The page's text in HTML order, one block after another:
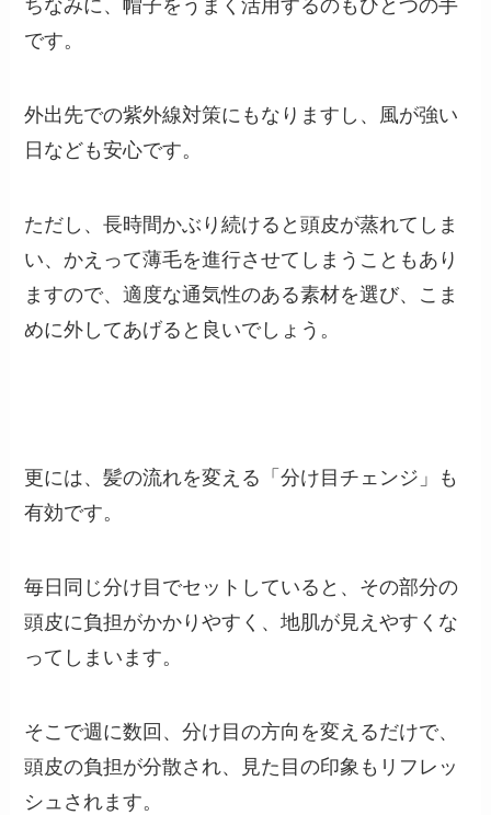
ちなみに、帽子をうまく活用するのもひとつの手
です。
外出先での紫外線対策にもなりますし、風が強い
日なども安心です。
ただし、長時間かぶり続けると頭皮が蒸れてしま
い、かえって薄毛を進行させてしまうこともあり
ますので、適度な通気性のある素材を選び、こま
めに外してあげると良いでしょう。
更には、髪の流れを変える「分け目チェンジ」も
有効です。
毎日同じ分け目でセットしていると、その部分の
頭皮に負担がかかりやすく、地肌が見えやすくな
ってしまいます。
そこで週に数回、分け目の方向を変えるだけで、
頭皮の負担が分散され、見た目の印象もリフレッ
シュされます。